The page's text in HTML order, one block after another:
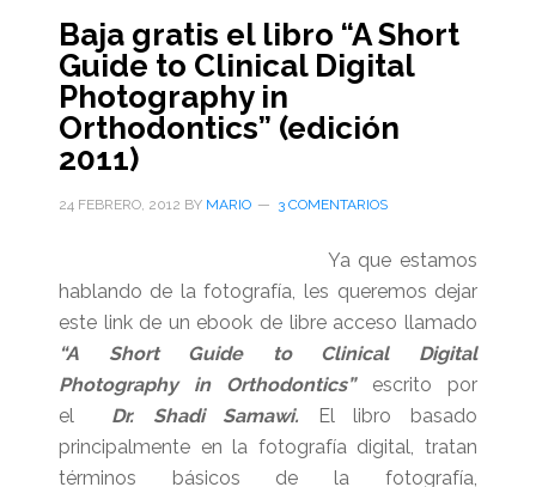
Baja gratis el libro “A Short
Guide to Clinical Digital
Photography in
Orthodontics” (edición
2011)
24 FEBRERO, 2012 BY MARIO 3 COMENTARIOS
Ya que estamos
hablando de la fotografía, les queremos dejar
este link de un ebook de libre acceso llamado
“A Short Guide to Clinical Digital
Photography in Orthodontics”escrito por
el Dr. Shadi Samawi. El libro basado
principalmente en la fotografía digital, tratan
términos básicos de la fotografía,